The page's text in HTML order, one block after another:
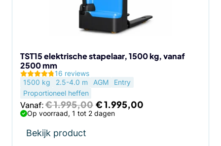
TST15 elektrische stapelaar, 1500 kg, vanaf
2500 mm
16 reviews
1500 kg
2.5-4.0 m AGM
Entry
Proportioneel heffen
Vanaf:€1.995,00 Oorspronkelijke
prijs
was:
€1.995,00
Op voorraad, 1 tot 2 dagen
Bekijk product
de
productpagina